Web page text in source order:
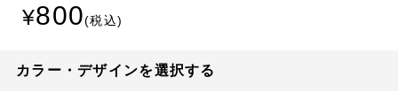
800
カラー・デザインを選択する